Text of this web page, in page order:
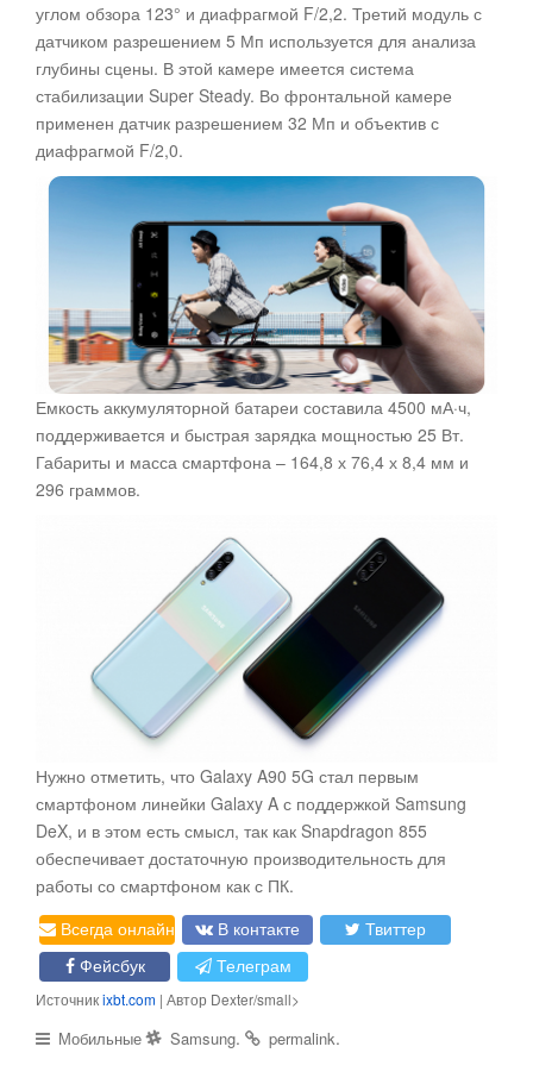
углом обзора 123° и диафрагмой F/2,2. Третий модуль с
датчиком разрешением 5 Мп используется для анализа
глубины сцены. В этой камере имеется система
стабилизации Super Steady. Во фронтальной камере
применен датчик разрешением 32 Мп и объектив с
диафрагмой F/2,0.
Емкость аккумуляторной батареи составила 4500 мА·ч,
поддерживается и быстрая зарядка мощностью 25 Вт.
Габариты и масса смартфона – 164,8 х 76,4 х 8,4 мм и
296 граммов.
Нужно отметить, что Galaxy A90 5G стал первым
смартфоном линейки Galaxy A с поддержкой Samsung
DeX, и в этом есть смысл, так как Snapdragon 855
обеспечивает достаточную производительность для
работы со смартфоном как с ПК.
Всегда онлайн
В контакте
Твиттер
Фейсбук
Телеграм
Источникixbt.com | Автор Dexter/small>
Мобильные Samsung. permalink.